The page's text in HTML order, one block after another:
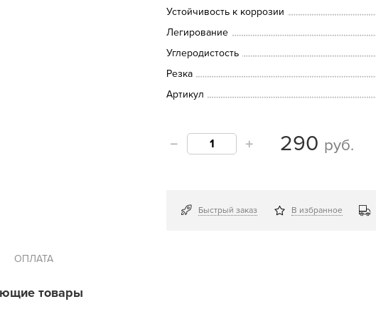
Устойчивость к коррозии
Легирование
Углеродистость
Резка
Артикул
290 руб.
Быстрый заказ В избранное
ОПЛАТА
товары